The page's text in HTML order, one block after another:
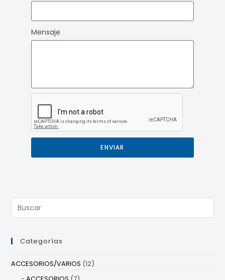
Mensaje
ENVIAR
Categorías
ACCESORIOS/VARIOS (12)